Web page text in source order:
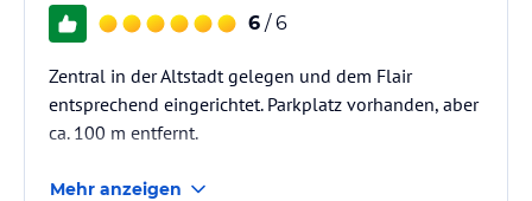
6 / 6
Zentral in der Altstadt gelegen und dem Flair
entsprechend eingerichtet. Parkplatz vorhanden, aber
ca. 100 m entfernt.
Mehr anzeigen